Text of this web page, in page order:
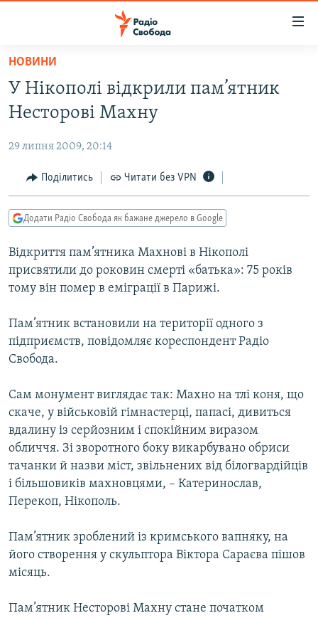
Перейти
основного
матеріалу
до
навігації
Перейти
до
ПОЛІТИКА
ЕКОНОМІКА
КУЛЬТУРА
СПОРТ
УКРАЇНА
ВІЙНА
РОСІЙСЬКА «ФІЛЬТРАЦІЯ»
КРИМ.РЕАЛІЇ
ТИ ЯК?
СХЕМИ
МУЛЬТИМЕДІА
ФОТО
ПОДКАСТИ
КРИМ РЕАЛІЇ
РУС
УКР
ДОЛУЧАЙСЯ!
НОВИНИ
У Нікополі відкрили пам’ятник
Несторові Махну
29 липня 2009, 20:14
Поділитись Читати без VPN
Додати Радіо Свобода як бажане джерело в Google
Відкриття пам’ятника Махнові в Нікополі
присвятили до роковин смерті «батька»: 75 років
тому він помер в еміграції в Парижі.
Пам’ятник встановили на території одного з
підприємств, повідомляє кореспондент Радіо
Свобода.
Сам монумент виглядає так: Махно на тлі коня, що
скаче, у військовій гімнастерці, папасі, дивиться
вдалину із серйозним і спокійним виразом
обличчя. Зі зворотного боку викарбувано обриси
тачанки й назви міст, звільнених від білогвардійців
і більшовиків махновцями, – Катеринослав,
Перекоп, Нікополь.
Пам’ятник зроблений із кримського вапняку, на
його створення у скульптора Віктора Сараєва пішов
місяць.
Пам’ятник Несторові Махну стане початком